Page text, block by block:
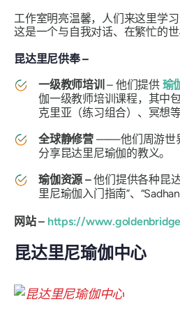
工作室明亮温馨，人们来这里学习
这是一个与自我对话、在繁忙的
昆达里尼供奉 –
一级教师培训– 他们提供 瑜
伽一级教师培训课程，其中
克里亚（练习组合）、冥想
全球静修营——他们周​​游世
分享昆达里尼瑜伽的教义。
瑜伽资源 –他们提供各种昆
里尼瑜伽入门指南”、
网站 – https://
昆达里尼瑜伽中心